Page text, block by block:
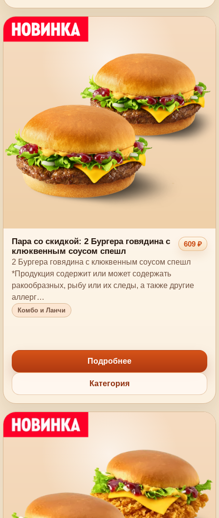
Пара со скидкой: 2 Бургера говядина с
клюквенным соусом спешл
609 ₽
2 Бургера говядина с клюквенным соусом спешл
*Продукция содержит или может содержать
ракообразных, рыбу или их следы, а также другие
аллерг…
Комбо и Ланчи
Подробнее
Категория